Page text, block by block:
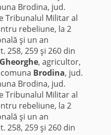
Brodina, jud.
Tribunalul Militar al
rebeliune, la 2
şi un an
258, 259 şi 260 din
, agricultor,
Brodina, jud.
Brodina, jud.
Tribunalul Militar al
rebeliune, la 2
şi un an
258, 259 şi 260 din